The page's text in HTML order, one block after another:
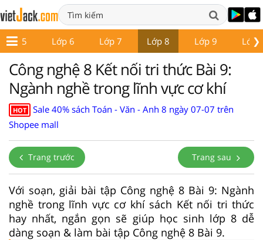
❯
Lớp 5 Lớp 6 Lớp 7 Lớp 8 Lớp 9 Lớp
Công nghệ 8 Kết nối tri thức Bài 9:
Ngành nghề trong lĩnh vực cơ khí
HOT
Sale 40% sách Toán - Văn - Anh 8 ngày 07-07 trên
Shopee mall
Trang trước Trang sau
Với soạn, giải bài tập Công nghệ 8 Bài 9: Ngành
nghề trong lĩnh vực cơ khí sách Kết nối tri thức
hay nhất, ngắn gọn sẽ giúp học sinh lớp 8 dễ
dàng soạn & làm bài tập Công nghệ 8 Bài 9.